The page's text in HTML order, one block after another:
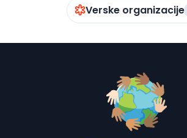
Verske organizacije